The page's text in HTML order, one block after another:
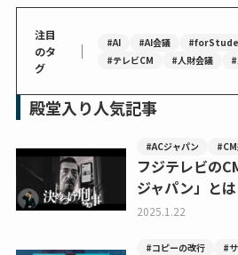
注目
のタ
グ
｜ #AI #AI会議
#テレビCM
#人財会議
殿堂入り人気記事
#ACジャパン
フジテレビの
ジャパン」と
2025.1.22
#コピーの改行 #